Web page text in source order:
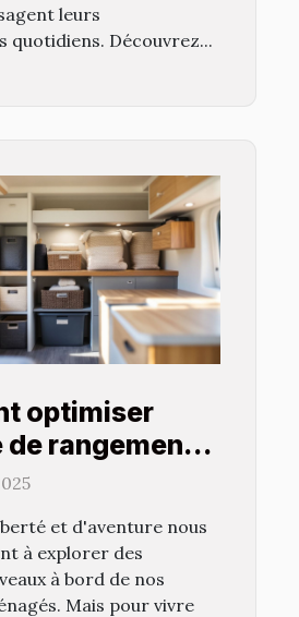
leurs
quotidiens. Découvrez...
optimiser
rangement
et d'aventure nous
à explorer des
à bord de nos
Mais pour vivre